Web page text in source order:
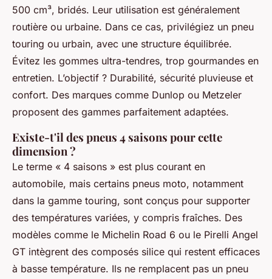
500 cm³, bridés. Leur utilisation est généralement
routière ou urbaine. Dans ce cas, privilégiez un pneu
touring ou urbain, avec une structure équilibrée.
Évitez les gommes ultra-tendres, trop gourmandes en
entretien. L’objectif ? Durabilité, sécurité pluvieuse et
confort. Des marques comme Dunlop ou Metzeler
proposent des gammes parfaitement adaptées.
Existe-t'il des pneus 4 saisons pour cette
dimension ?
Le terme « 4 saisons » est plus courant en
automobile, mais certains pneus moto, notamment
dans la gamme touring, sont conçus pour supporter
des températures variées, y compris fraîches. Des
modèles comme le Michelin Road 6 ou le Pirelli Angel
GT intègrent des composés silice qui restent efficaces
à basse température. Ils ne remplacent pas un pneu